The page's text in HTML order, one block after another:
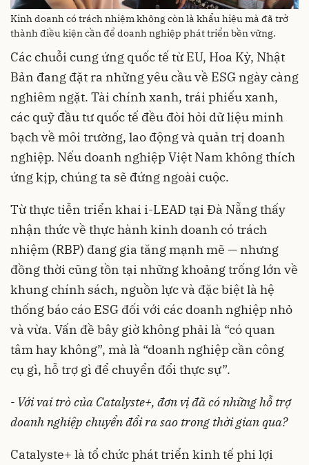
Kinh doanh có trách nhiệm không còn là khẩu hiệu mà đã trở
thành điều kiện cần để doanh nghiệp phát triển bền vững.
Các chuỗi cung ứng quốc tế từ EU, Hoa Kỳ, Nhật
Bản đang đặt ra những yêu cầu về ESG ngày càng
nghiêm ngặt. Tài chính xanh, trái phiếu xanh,
các quỹ đầu tư quốc tế đều đòi hỏi dữ liệu minh
bạch về môi trường, lao động và quản trị doanh
nghiệp. Nếu doanh nghiệp Việt Nam không thích
ứng kịp, chúng ta sẽ đứng ngoài cuộc.
Từ thực tiễn triển khai i-LEAD tại Đà Nẵng thấy
nhận thức về thực hành kinh doanh có trách
nhiệm (RBP) đang gia tăng mạnh mẽ — nhưng
đồng thời cũng tồn tại những khoảng trống lớn về
khung chính sách, nguồn lực và đặc biệt là hệ
thống báo cáo ESG đối với các doanh nghiệp nhỏ
và vừa. Vấn đề bây giờ không phải là “có quan
tâm hay không”, mà là “doanh nghiệp cần công
cụ gì, hỗ trợ gì để chuyển đổi thực sự”.
- Với vai trò của Catalyste+, đơn vị đã có những hỗ trợ
doanh nghiệp chuyển đổi ra sao trong thời gian qua?
Catalyste+ là tổ chức phát triển kinh tế phi lợi